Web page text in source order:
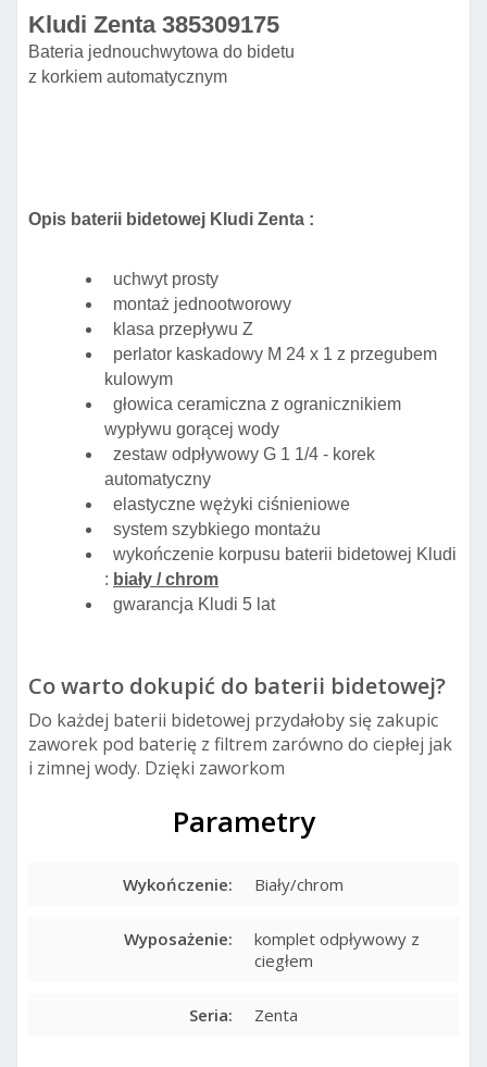
Kludi Zenta 385309175
Bateria jednouchwytowa do bidetu
z korkiem automatycznym
Opis baterii bidetowej Kludi Zenta :
uchwyt prosty
montaż jednootworowy
klasa przepływu Z
perlator kaskadowy M 24 x 1 z przegubem
kulowym
głowica ceramiczna z ogranicznikiem
wypływu gorącej wody
zestaw odpływowy G 1 1/4 - korek
automatyczny
elastyczne wężyki ciśnieniowe
system szybkiego montażu
wykończenie korpusu baterii bidetowej Kludi
: biały / chrom
gwarancja Kludi 5 lat
Co warto dokupić do baterii bidetowej?
Do każdej baterii bidetowej przydałoby się zakupic
zaworek pod baterię z filtrem zarówno do ciepłej jak
i zimnej wody. Dzięki zaworkom
Parametry
Wykończenie: Biały/chrom
Wyposażenie:
komplet odpływowy z
ciegłem
Seria: Zenta